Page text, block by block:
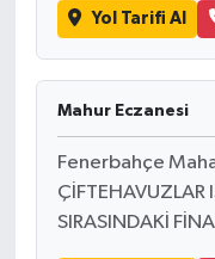
Yol Tarifi Al
Mahur Eczanesi
Fenerbahçe
ÇİFTEHAVUZLAR
SIRASINDAKİ